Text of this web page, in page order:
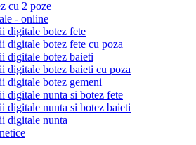
cu 2 poze
- online
digitale botez fete
digitale botez fete cu poza
digitale botez baieti
digitale botez baieti cu poza
digitale botez gemeni
digitale nunta si botez fete
digitale nunta si botez baieti
digitale nunta